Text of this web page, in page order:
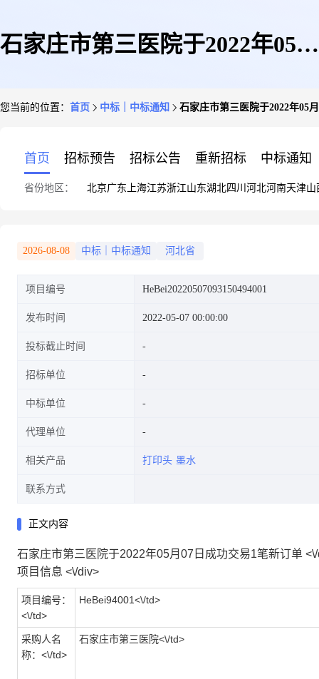
石家庄市第三医院于2022年05月
您当前的位置： 首页 中标｜中标通知 石家庄市第三医院于2022年05
首页 招标预告 招标公告 重新招标 中标通知
省份地区： 北京广东 上海江苏浙江山东湖北四川 河北河南天津山
2026-08-08 中标｜中标通知 河北省
项目编号 HeBei20220507093150494001
发布时间 2022-05-07 00:00:00
投标截止时间
招标单位
中标单位
代理单位
相关产品 打印头 墨水
联系方式
正文内容
石家庄市第三医院于2022年05月07日成功交易1笔新订单
项目信息 <\/div>
项目编号：
<\/td>
HeBei94001<\/td>
采购人名
称：<\/td>
石家庄市第三医院<\/td>